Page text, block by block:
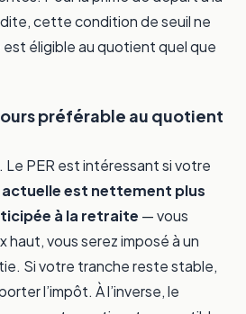
cette condition de seuil ne
est éligible au quotient quel que
préférable au quotient
Le PER est intéressant si votre
est nettement plus
à la retraite — vous
haut, vous serez imposé à un
Si votre tranche reste stable,
l’impôt. À l’inverse, le